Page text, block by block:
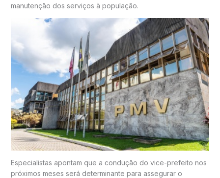
manutenção dos serviços à população.
Especialistas apontam que a condução do vice-prefeito nos
próximos meses será determinante para assegurar o